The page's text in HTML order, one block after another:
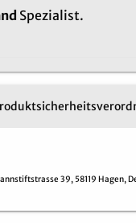
Spezialist.
39, 58119 Hagen,